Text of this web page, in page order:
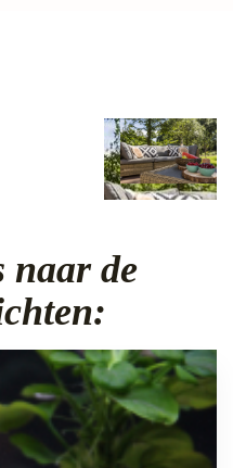
naar de